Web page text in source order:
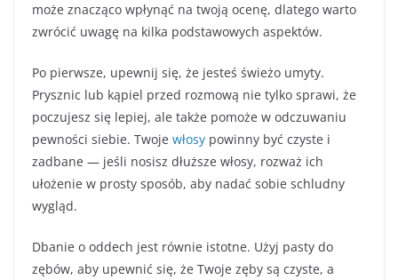
może znacząco wpłynąć na twoją ocenę, dlatego warto
zwrócić uwagę na kilka podstawowych aspektów.
Po pierwsze, upewnij się, że jesteś świeżo umyty.
Prysznic lub kąpiel przed rozmową nie tylko sprawi, że
poczujesz się lepiej, ale także pomoże w odczuwaniu
pewności siebie. Twoje włosy powinny być czyste i
zadbane — jeśli nosisz dłuższe włosy, rozważ ich
ułożenie w prosty sposób, aby nadać sobie schludny
wygląd.
Dbanie o oddech jest równie istotne. Użyj pasty do
zębów, aby upewnić się, że Twoje zęby są czyste, a